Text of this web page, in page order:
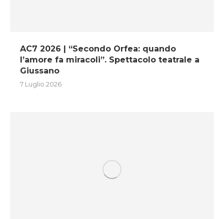
AC7 2026 | “Secondo Orfea: quando
l’amore fa miracoli”. Spettacolo teatrale a
Giussano
7 Luglio 2026